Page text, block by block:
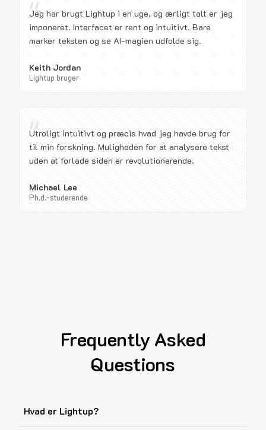
“
Jeg har brugt Lightup i en uge, og ærligt talt er jeg
imponeret. Interfacet er rent og intuitivt. Bare
marker teksten og se AI-magien udfolde sig.
Keith Jordan
Lightup bruger
“
Utroligt intuitivt og præcis hvad jeg havde brug for
til min forskning. Muligheden for at analysere tekst
uden at forlade siden er revolutionerende.
Michael Lee
Ph.d.-studerende
Frequently Asked
Questions
Hvad er Lightup?